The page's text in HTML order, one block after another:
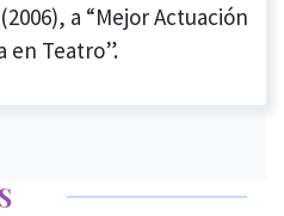
(2006), a “Mejor Actuación
en Teatro”.